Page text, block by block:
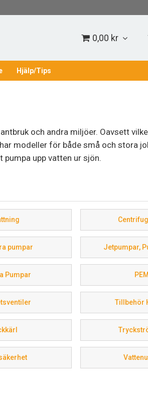
0,00 kr
Hjälp/Tips
och andra miljöer. Oavsett
modeller för både små och stora
upp vatten ur sjön.
av marknadsledande tillverkare och
avloppsvatten och andra
I kategorin
reservdelar
pumpar Jetpumpar,
Pumpar
Tillbehör